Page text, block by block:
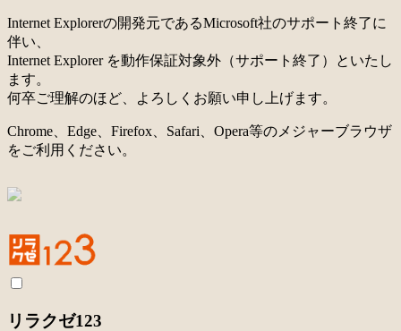
Internet Explorerの開発元であるMicrosoft社のサポート終了に
伴い、
Internet Explorer を動作保証対象外（サポート終了）といたし
ます。
何卒ご理解のほど、よろしくお願い申し上げます。
Chrome、Edge、Firefox、Safari、Opera等のメジャーブラウザ
をご利用ください。
リラクゼ123